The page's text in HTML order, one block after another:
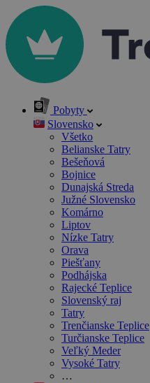
Pobyty
Slovensko
Všetko
Belianske Tatry
Bešeňová
Bojnice
Dunajská Streda
Južné Slovensko
Komárno
Liptov
Nízke Tatry
Orava
Piešťany
Podhájska
Rajecké Teplice
Slovenský raj
Tatry
Trenčianske Teplice
Turčianske Teplice
Veľký Meder
Vysoké Tatry
…